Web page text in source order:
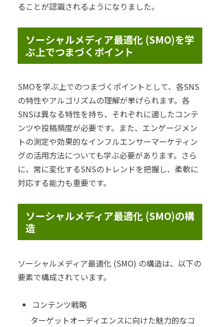
ることが認識されるようになりました。
ソーシャルメディア最適化 (SMO)を学
ぶ上でつまづくポイント
SMOを学ぶ上でのつまづくポイントとして、各SNS
の特性やアルゴリズムの理解が挙げられます。各
SNSは異なる特性を持ち、それぞれに適したコンテ
ンツや投稿頻度が必要です。また、エンゲージメン
トの測定や効果的なインフルエンサーマーケティン
グの活用方法についても学ぶ必要があります。さら
に、常に変化するSNSのトレンドを把握し、柔軟に
対応する能力も重要です。
ソーシャルメディア最適化 (SMO)の構
造
ソーシャルメディア最適化 (SMO) の構造は、以下の
要素で構成されています。
コンテンツ戦略
ターゲットオーディエンスに向けた魅力的なコ